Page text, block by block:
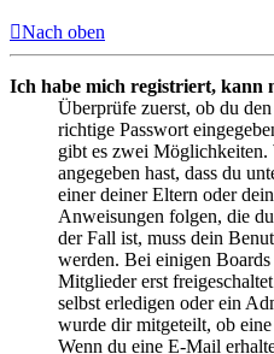
Nach oben
Ich habe mich registriert, kann
Überprüfe zuerst, ob du
richtige Passwort
gibt es zwei Möglichkeiten.
angegeben hast, dass du
einer deiner Eltern oder
Anweisungen folgen, die
der Fall ist, muss dein
werden. Bei einigen Boards
Mitglieder erst
selbst erledigen oder ein
wurde dir mitgeteilt, ob
Wenn du eine E-Mail